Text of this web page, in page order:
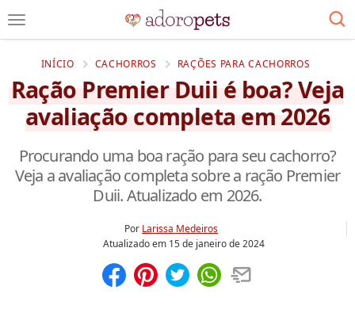
INÍCIO CACHORROS RAÇÕES PARA CACHORROS
Ração Premier Duii é boa? Veja
avaliação completa em 2026
Procurando uma boa ração para seu cachorro?
Veja a avaliação completa sobre a ração Premier
Duii. Atualizado em 2026.
Por Larissa Medeiros
Atualizado em 15 de janeiro de 2024